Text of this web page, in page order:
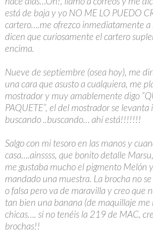
está de baja y yo NO ME LO PUEDO
cartero….me ofrezco inmediatamente a
dicen que curiosamente el cartero
encima.
Nueve de septiembre (osea hoy), me
una cara que asusto a cualquiera, me
mostrador y muy amablemente digo
PAQUETE”, el del mostrador se levanta
buscando ..buscando… ahí está!!!!!!!
Salgo con mi tesoro en las manos y
casa….ainssss, que bonito detalle
me gustaba mucho el pigmento Melón
mandado una muestra. La brocha no
o falsa pero va de maravilla y creo que
tan bien una banana (de maquillaje me
chicas…. si no tenéis la 219 de MAC,
brochas!!